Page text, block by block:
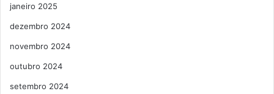
janeiro 2025
dezembro 2024
novembro 2024
outubro 2024
setembro 2024